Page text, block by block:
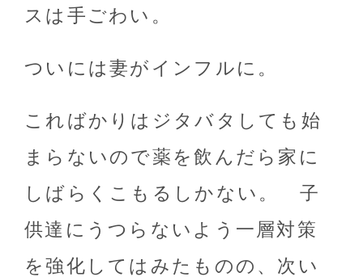
スは手ごわい。
ついには妻がインフルに。
こればかりはジタバタしても始
まらないので薬を飲んだら家に
しばらくこもるしかない。 子
供達にうつらないよう一層対策
を強化してはみたものの、次い